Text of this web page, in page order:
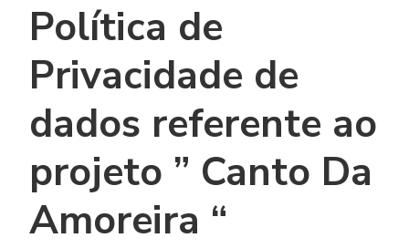
Política de
Privacidade de
dados referente ao
projeto ” Canto Da
Amoreira “